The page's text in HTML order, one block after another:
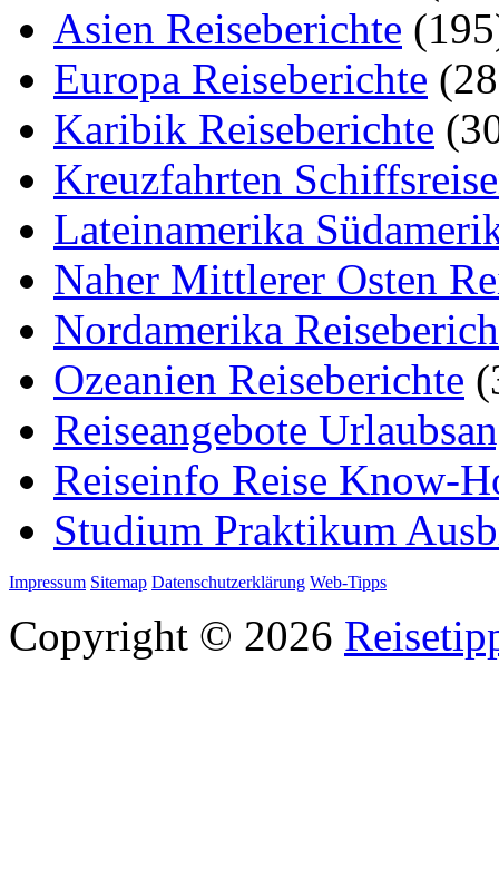
Asien Reiseberichte
Europa Reiseberichte
Karibik Reiseberichte
Kreuzfahrten
Lateinamerika
Naher Mittlerer Osten
Nordamerika
Ozeanien Reiseberichte
Reiseangebote
Reiseinfo Reise Know-
Studium Praktikum
Impressum Sitemap Datenschutzerklärung Web-Tipps
Copyright © 2026